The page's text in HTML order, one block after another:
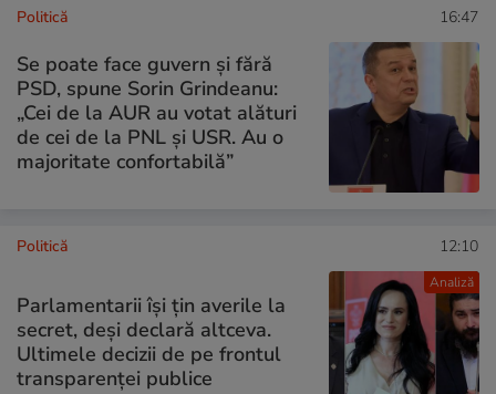
Politică 16:47
Se poate face guvern și fără
PSD, spune Sorin Grindeanu:
„Cei de la AUR au votat alături
de cei de la PNL şi USR. Au o
majoritate confortabilă”
Analiză
Politică 12:10
Parlamentarii își țin averile la
secret, deși declară altceva.
Ultimele decizii de pe frontul
transparenței publice